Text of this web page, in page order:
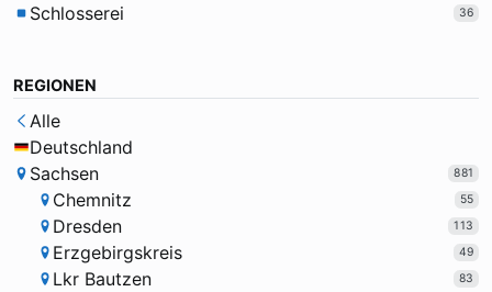
Schlosserei 36
REGIONEN
Alle
Deutschland
Sachsen
881
Chemnitz 55
Dresden 113
Erzgebirgskreis 49
Lkr Bautzen 83